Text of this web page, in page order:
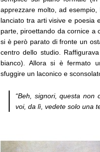
apprezzare molto, ad
lanciato tra arti visive e poesia
parte, piroettando da cornice a
si è però parato di fronte un
centro dello studio.
bianco). Allora si è fermato
sfuggire un laconico e
“Beh, signori, questa non
voi, da lì, vedete solo una